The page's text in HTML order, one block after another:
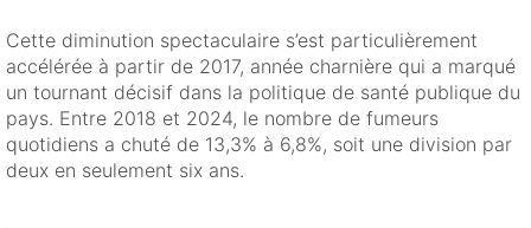
Cette diminution spectaculaire s’est particulièrement
accélérée à partir de 2017, année charnière qui a marqué
un tournant décisif dans la politique de santé publique du
pays. Entre 2018 et 2024, le nombre de fumeurs
quotidiens a chuté de 13,3% à 6,8%, soit une division par
deux en seulement six ans.